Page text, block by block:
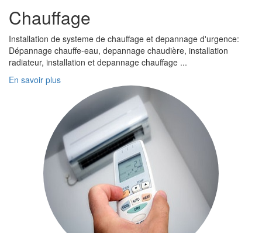
Chauffage
Installation de systeme de chauffage et depannage d'urgence:
Dépannage chauffe-eau, depannage chaudière, installation
radiateur, installation et depannage chauffage ...
En savoir plus